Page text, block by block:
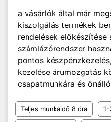
a vásárlók által már
kiszolgálás termékek
rendelések előkészítése
számlázórendszer
pontos
kezelése árumozgatás
csapatmunkára és
Teljes munkaidő 8 óra 1-